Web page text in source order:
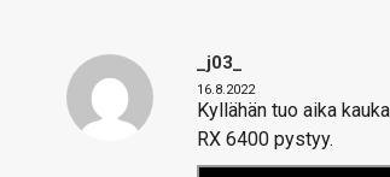
_j03_
16.8.2022
Kyllähän tuo aika
RX 6400 pystyy.